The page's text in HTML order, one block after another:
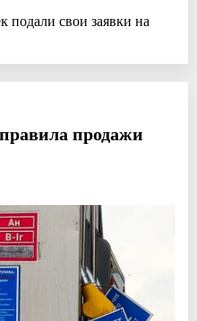
подали свои заявки на
продажи